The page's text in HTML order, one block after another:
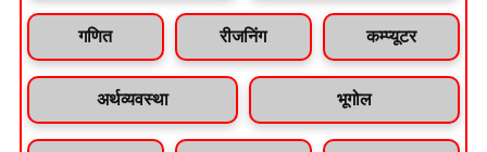
गणित रीजनिंग कम्प्यूटर
अर्थव्यवस्था भूगोल